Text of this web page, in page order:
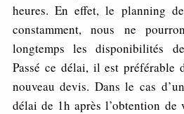
heures. En effet, le planning
constamment, nous ne
longtemps les disponibilités
Passé ce délai, il est préférable
nouveau devis. Dans le cas
délai de 1h après l’obtention de